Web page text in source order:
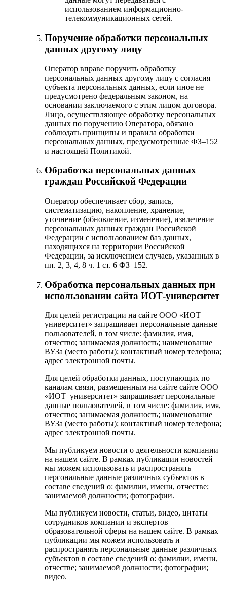
использованием информационно-
телекоммуникационных сетей.
Поручение обработки персональных
данных другому лицу
Оператор вправе поручить обработку
персональных данных другому лицу с согласия
субъекта персональных данных, если иное не
предусмотрено федеральным законом, на
основании заключаемого с этим лицом договора.
Лицо, осуществляющее обработку персональных
данных по поручению Оператора, обязано
соблюдать принципы и правила обработки
персональных данных, предусмотренные ФЗ–152
и настоящей Политикой.
Обработка персональных данных
граждан Российской Федерации
Оператор обеспечивает сбор, запись,
систематизацию, накопление, хранение,
уточнение (обновление, изменение), извлечение
персональных данных граждан Российской
Федерации с использованием баз данных,
находящихся на территории Российской
Федерации, за исключением случаев, указанных в
пп. 2, 3, 4, 8 ч. 1 ст. 6 ФЗ–152.
Обработка персональных данных при
использовании сайта ИОТ-университет
Для целей регистрации на сайте ООО «ИОТ–
университет» запрашивает персональные данные
пользователей, в том числе: фамилия, имя,
отчество; занимаемая должность; наименование
ВУЗа (место работы); контактный номер телефона;
адрес электронной почты.
Для целей обработки данных, поступающих по
каналам связи, размещенным на сайте сайте ООО
«ИОТ–университет» запрашивает персональные
данные пользователей, в том числе: фамилия, имя,
отчество; занимаемая должность; наименование
ВУЗа (место работы); контактный номер телефона;
адрес электронной почты.
Мы публикуем новости о деятельности компании
на нашем сайте. В рамках публикации новостей
мы можем использовать и распространять
персональные данные различных субъектов в
составе сведений о: фамилии, имени, отчестве;
занимаемой должности; фотографии.
Мы публикуем новости, статьи, видео, цитаты
сотрудников компании и экспертов
образовательной сферы на нашем сайте. В рамках
публикации мы можем использовать и
распространять персональные данные различных
субъектов в составе сведений о: фамилии, имени,
отчестве; занимаемой должности; фотографии;
видео.